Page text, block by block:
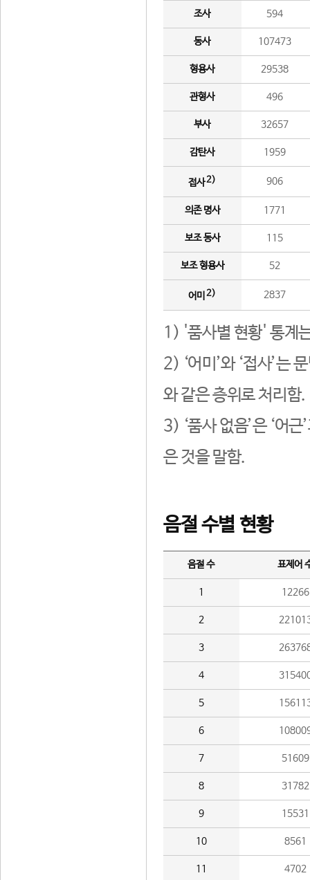
조사 594
동사 107473
형용사 29538
관형사 496
부사 32657
감탄사 1959
접사2) 906
의존 명사 1771
보조 동사 115
보조 형용사 52
어미 2) 2837
1) '품사별 현황' 통계
2) ‘어미’와 ‘접사’는
와 같은 층위로 처리함.
3) ‘품사 없음’은 ‘어
은 것을 말함.
음절 수별 현황
음절 수 표제어
1 12266
2
3
4
5
6
7 51609
8 31782
9 15531
10 8561
11 4702